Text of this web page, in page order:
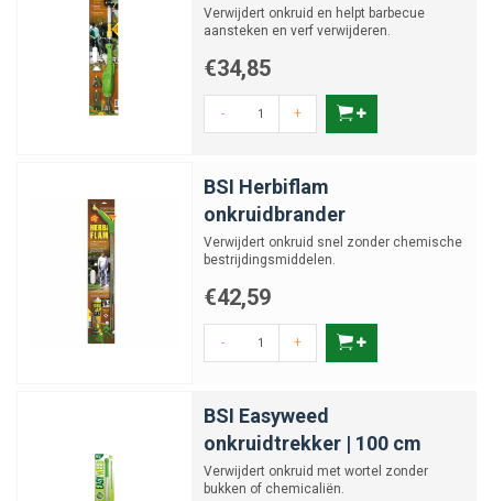
Verwijdert onkruid en helpt barbecue
aansteken en verf verwijderen.
€34,85
- +
BSI Herbiflam
onkruidbrander
Verwijdert onkruid snel zonder chemische
bestrijdingsmiddelen.
€42,59
- +
BSI Easyweed
onkruidtrekker | 100 cm
Verwijdert onkruid met wortel zonder
bukken of chemicaliën.